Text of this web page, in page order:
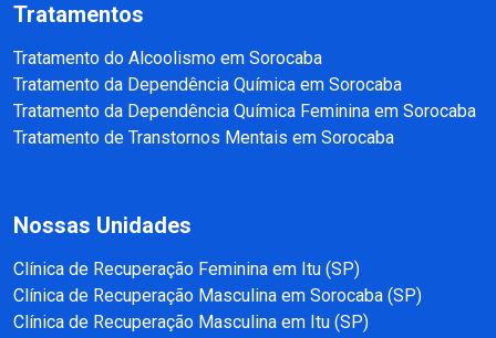
Tratamentos
Tratamento do Alcoolismo em Sorocaba
Tratamento da Dependência Química em Sorocaba
Tratamento da Dependência Química Feminina em Sorocaba
Tratamento de Transtornos Mentais em Sorocaba
Nossas Unidades
Clínica de Recuperação Feminina em Itu (SP)
Clínica de Recuperação Masculina em Sorocaba (SP)
Clínica de Recuperação Masculina em Itu (SP)